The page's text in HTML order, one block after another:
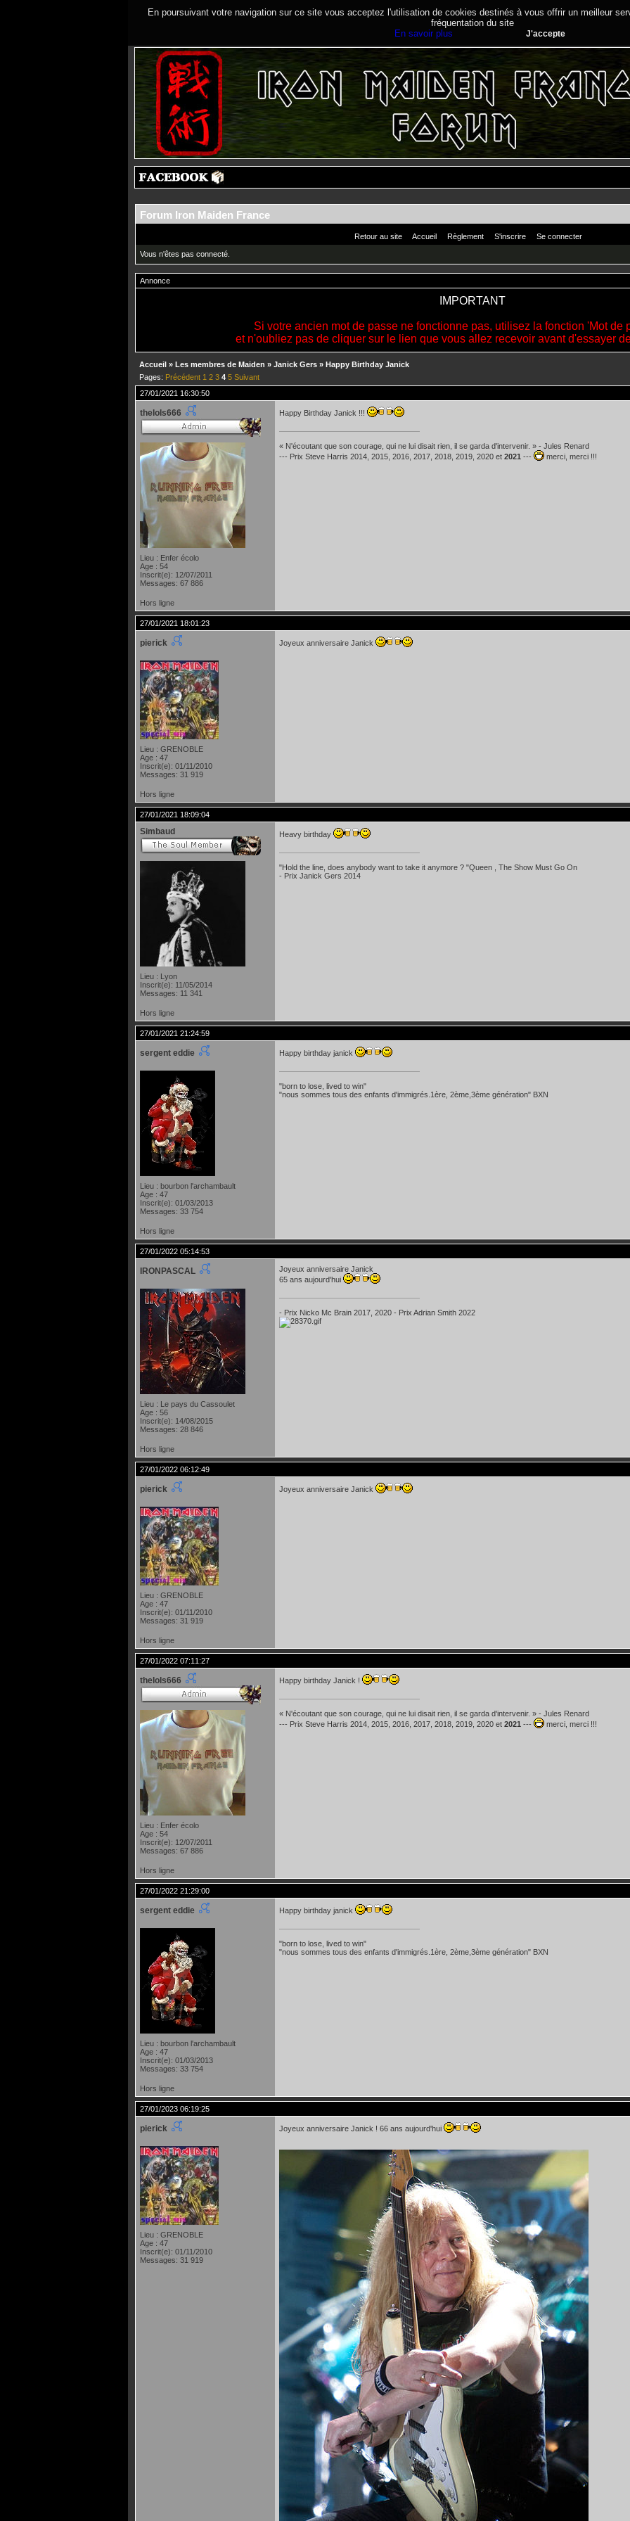
En poursuivant votre navigation sur ce site vous acceptez l'utilisation de cookies destinés à vous offrir un meilleur
fréquentation du site
En savoir plus
J'accepte
Forum Iron Maiden France
Retour au site Accueil Règlement S'inscrire Se connecter
Vous n'êtes pas connecté.
Annonce
IMPORTANT
Si votre ancien mot de passe ne fonctionne pas, utilisez la fonction 'Mot de
et n'oubliez pas de cliquer sur le lien que vous allez recevoir avant d'essayer
Accueil » Les membres de Maiden » Janick Gers » Happy Birthday Janick
Pages: Précédent 1 2 3 4 5 Suivant
27/01/2021 16:30:50
thelols666
Lieu : Enfer écolo
Age : 54
Inscrit(e): 12/07/2011
Messages: 67 886
Happy Birthday Janick !!!
« N'écoutant que son courage, qui ne lui disait rien, il se garda d'intervenir. » - Jules Renard
--- Prix Steve Harris 2014, 2015, 2016, 2017, 2018, 2019, 2020 et 2021 --- merci, merci !!!
Hors ligne
27/01/2021 18:01:23
pierick
Lieu : GRENOBLE
Age : 47
Inscrit(e): 01/11/2010
Messages: 31 919
Joyeux anniversaire Janick
Hors ligne
27/01/2021 18:09:04
Simbaud
Lieu : Lyon
Inscrit(e): 11/05/2014
Messages: 11 341
Heavy birthday
"Hold the line, does anybody want to take it anymore ? "Queen , The Show Must Go On
- Prix Janick Gers 2014
Hors ligne
27/01/2021 21:24:59
sergent eddie
Lieu : bourbon l'archambault
Age : 47
Inscrit(e): 01/03/2013
Messages: 33 754
Happy birthday janick
"born to lose, lived to win"
"nous sommes tous des enfants d'immigrés.1ère, 2ème,3ème génération" BXN
Hors ligne
27/01/2022 05:14:53
IRONPASCAL
Lieu : Le pays du Cassoulet
Age : 56
Inscrit(e): 14/08/2015
Messages: 28 846
Joyeux anniversaire Janick
65 ans aujourd'hui
- Prix Nicko Mc Brain 2017, 2020 - Prix Adrian Smith 2022
Hors ligne
27/01/2022 06:12:49
pierick
Lieu : GRENOBLE
Age : 47
Inscrit(e): 01/11/2010
Messages: 31 919
Joyeux anniversaire Janick
Hors ligne
27/01/2022 07:11:27
thelols666
Lieu : Enfer écolo
Age : 54
Inscrit(e): 12/07/2011
Messages: 67 886
Happy birthday Janick !
« N'écoutant que son courage, qui ne lui disait rien, il se garda d'intervenir. » - Jules Renard
--- Prix Steve Harris 2014, 2015, 2016, 2017, 2018, 2019, 2020 et 2021 --- merci, merci !!!
Hors ligne
27/01/2022 21:29:00
sergent eddie
Lieu : bourbon l'archambault
Age : 47
Inscrit(e): 01/03/2013
Messages: 33 754
Happy birthday janick
"born to lose, lived to win"
"nous sommes tous des enfants d'immigrés.1ère, 2ème,3ème génération" BXN
Hors ligne
27/01/2023 06:19:25
pierick
Lieu : GRENOBLE
Age : 47
Inscrit(e): 01/11/2010
Messages: 31 919
Joyeux anniversaire Janick ! 66 ans aujourd'hui